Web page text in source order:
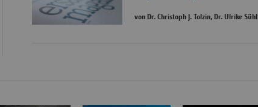
von Dr. Christoph J. Tolzin, Dr. Ulrike